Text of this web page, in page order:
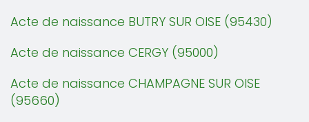
Acte de naissance BUTRY SUR OISE (95430)
Acte de naissance CERGY (95000)
Acte de naissance CHAMPAGNE SUR OISE
(95660)